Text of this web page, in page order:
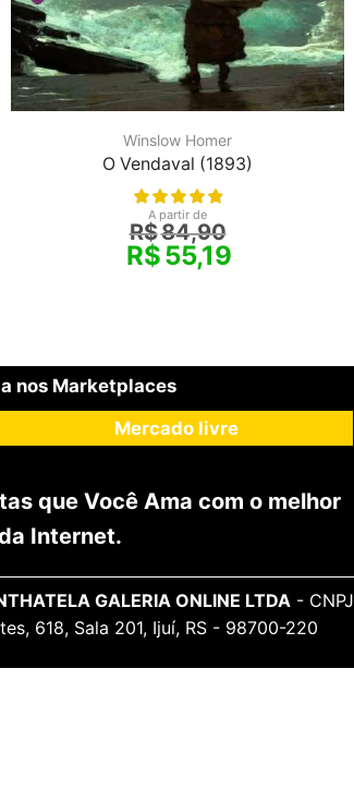
Winslow Homer
O Vendaval (1893)
A partir de
R$84,90
R$55,19
nos Marketplaces
Mercado livre
que Você Ama com o melhor
Internet.
GALERIA ONLINE LTDA- CNPJ
618, Sala 201, Ijuí, RS - 98700-220